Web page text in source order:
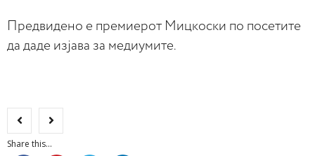
Предвидено е премиерот Мицкоски по посетите
да даде изјава за медиумите.
Share this...